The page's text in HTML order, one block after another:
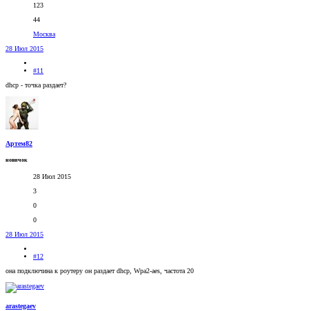
123
44
Москва
28 Июл 2015
#11
dhcp - точка раздает?
Артем82
новичок
28 Июл 2015
3
0
0
28 Июл 2015
#12
она подключина к роутеру он раздает dhcp, Wpa2-aes, частота 20
arastegaev